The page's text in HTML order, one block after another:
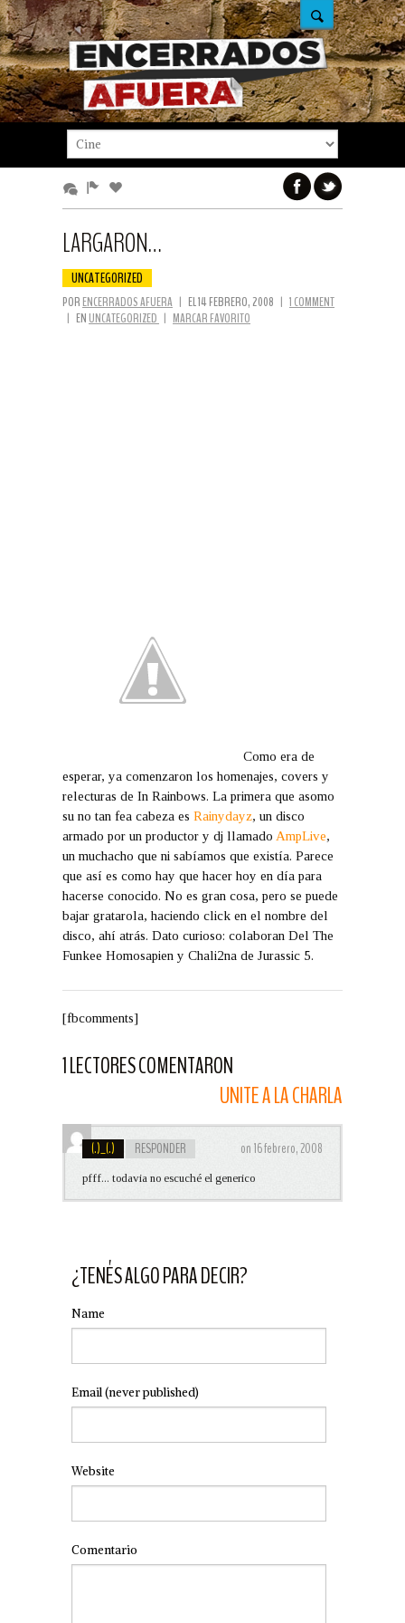
LARGARON…
UNCATEGORIZED
POR ENCERRADOS AFUERA | EL 14 FEBRERO, 2008 | 1 COMMENT
| EN UNCATEGORIZED | MARCAR FAVORITO
Como era de
esperar, ya comenzaron los homenajes, covers y
relecturas de In Rainbows. La primera que asomo
su no tan fea cabeza es Rainydayz, un disco
armado por un productor y dj llamado AmpLive,
un muchacho que ni sabíamos que existía. Parece
que así es como hay que hacer hoy en día para
hacerse conocido. No es gran cosa, pero se puede
bajar gratarola, haciendo click en el nombre del
disco, ahí atrás. Dato curioso: colaboran Del The
Funkee Homosapien y Chali2na de Jurassic 5.
[fbcomments]
1 LECTORES COMENTARON
UNITE A LA CHARLA
(.)_(.) RESPONDER on 16 febrero, 2008
pfff... todavia no escuché el generico
¿TENÉS ALGO PARA DECIR?
Name
Email(never published)
Website
Comentario